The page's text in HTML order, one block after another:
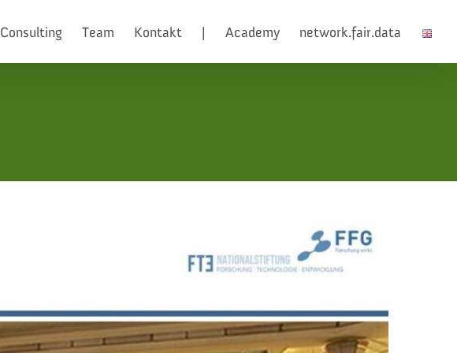
Consulting Team Kontakt Academy network.fair.data